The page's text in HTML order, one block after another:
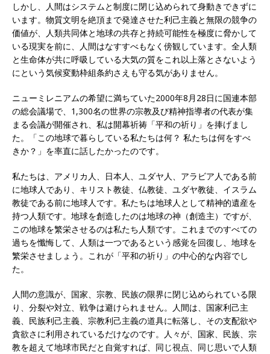
しかし、人間はシステムと制度に閉じ込められて身動きできずに
います。物質文明を絶頂まで発達させた利己主義と無限の競争の
価値が、人類共同体と地球の共存と持続可能性を極度に脅かして
いる現実を前に、人間はなすすべもなく傍観しています。全人類
と生命体が共に呼吸している大気の質をこれ以上落とさないよう
にという気候変動枠組条約さえも守る気がありません。
ニューミレニアムの希望に満ちていた2000年8月28日に国連本部
の総会議場で、1,300名の世界の宗教及び精神指導者の代表が集
まる会議が開催され、私は開幕祈祷「平和の祈り」を捧げまし
た。「この地球で暮らしている私たちは何？ 私たちは何をすべ
きか？」を率直に話したかったのです。
私たちは、アメリカ人、日本人、ユダヤ人、アラビア人である前
に地球人であり、キリスト教徒、仏教徒、ユダヤ教徒、イスラム
教徒である前に地球人です。私たちは地球人として精神的遺産を
持つ人類です。地球を創造したのは地球の神（創造主）ですが、
この地球を繁栄させるのは私たち人類です。これまでのすべての
過ちを懺悔して、人類は一つであるという感覚を回復し、地球を
繁栄させましょう。これが「平和の祈り」の中心的な内容でし
た。
人間の意識が、国家、宗教、民族の限界に閉じ込められている限
り、分裂や対立、戦争は避けられません。人間は、国家利己主
義、民族利己主義、宗教利己主義の道具に転落し、その支配欲や
貪欲さに利用されているだけなのです。人々が、国家、民族、宗
教を超えて地球市民だと自覚すれば、同じ視点、同じ思いで人類